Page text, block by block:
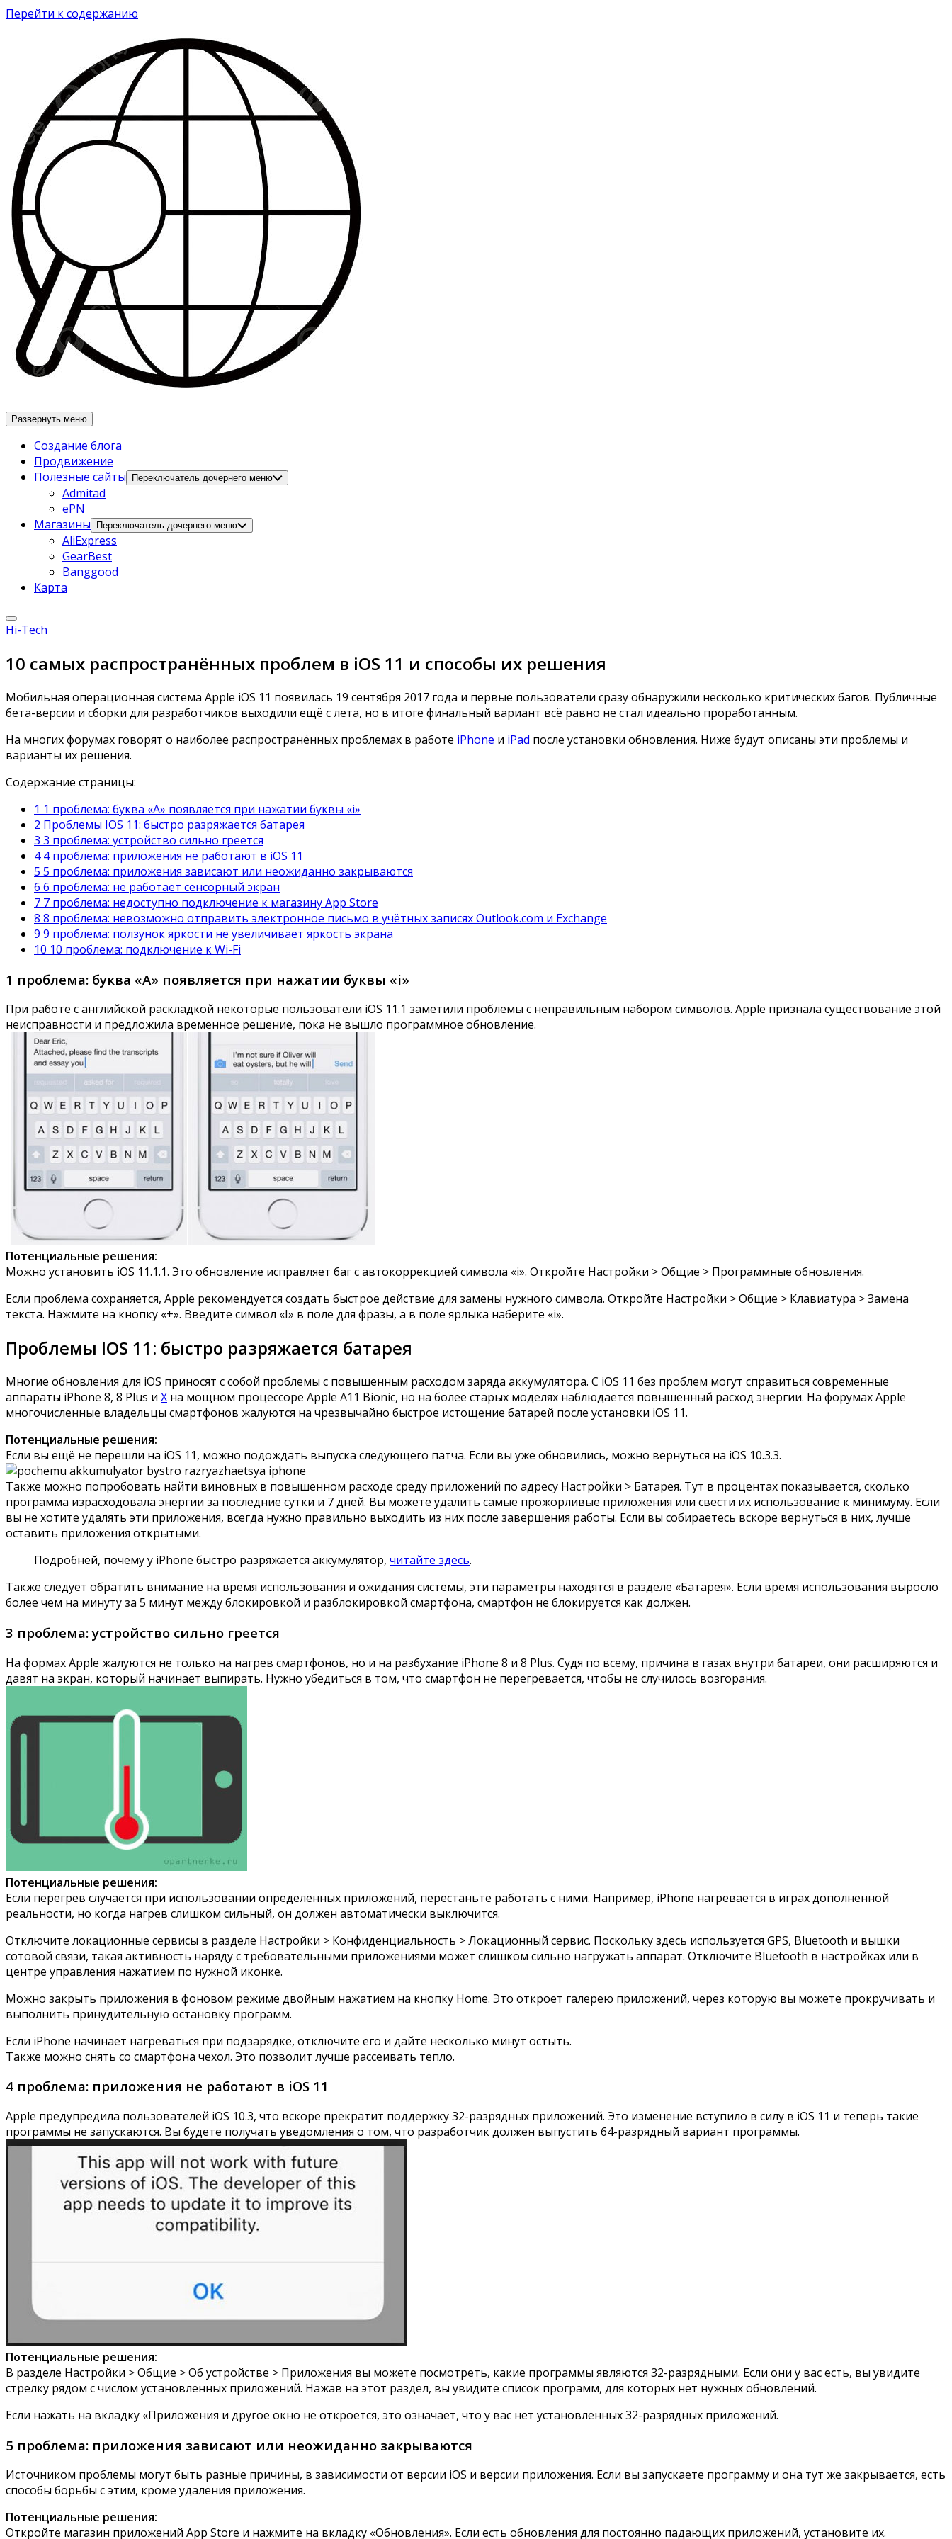
Перейти к содержанию
Развернуть меню
Создание блога
Продвижение
Полезные сайты
Переключатель дочернего меню
Admitad
ePN
Магазины
Переключатель дочернего меню
AliExpress
GearBest
Banggood
Карта
Hi-Tech
10 самых распространённых проблем в iOS 11 и способы их решения
Мобильная операционная система Apple iOS 11 появилась 19 сентября 2017 года и первые пользователи сразу обнаружили несколько критических багов. Публичные
бета-версии и сборки для разработчиков выходили ещё с лета, но в итоге финальный вариант всё равно не стал идеально проработанным.
На многих форумах говорят о наиболее распространённых проблемах в работе iPhone и iPad после установки обновления. Ниже будут описаны эти проблемы и
варианты их решения.
Содержание страницы:
1 1 проблема: буква «A» появляется при нажатии буквы «i»
2 Проблемы IOS 11: быстро разряжается батарея
3 3 проблема: устройство сильно греется
4 4 проблема: приложения не работают в iOS 11
5 5 проблема: приложения зависают или неожиданно закрываются
6 6 проблема: не работает сенсорный экран
7 7 проблема: недоступно подключение к магазину App Store
8 8 проблема: невозможно отправить электронное письмо в учётных записях Outlook.com и Exchange
9 9 проблема: ползунок яркости не увеличивает яркость экрана
10 10 проблема: подключение к Wi-Fi
1 проблема: буква «A» появляется при нажатии буквы «i»
При работе с английской раскладкой некоторые пользователи iOS 11.1 заметили проблемы с неправильным набором символов. Apple признала существование этой
неисправности и предложила временное решение, пока не вышло программное обновление.
Потенциальные решения:
Можно установить iOS 11.1.1. Это обновление исправляет баг с автокоррекцией символа «i». Откройте Настройки > Общие > Программные обновления.
Если проблема сохраняется, Apple рекомендуется создать быстрое действие для замены нужного символа. Откройте Настройки > Общие > Клавиатура > Замена
текста. Нажмите на кнопку «+». Введите символ «I» в поле для фразы, а в поле ярлыка наберите «i».
Проблемы IOS 11: быстро разряжается батарея
Многие обновления для iOS приносят с собой проблемы с повышенным расходом заряда аккумулятора. С iOS 11 без проблем могут справиться современные
аппараты iPhone 8, 8 Plus и X на мощном процессоре Apple A11 Bionic, но на более старых моделях наблюдается повышенный расход энергии. На форумах Apple
многочисленные владельцы смартфонов жалуются на чрезвычайно быстрое истощение батарей после установки iOS 11.
Потенциальные решения:
Если вы ещё не перешли на iOS 11, можно подождать выпуска следующего патча. Если вы уже обновились, можно вернуться на iOS 10.3.3.
Также можно попробовать найти виновных в повышенном расходе среду приложений по адресу Настройки > Батарея. Тут в процентах показывается, сколько
программа израсходовала энергии за последние сутки и 7 дней. Вы можете удалить самые прожорливые приложения или свести их использование к минимуму. Если
вы не хотите удалять эти приложения, всегда нужно правильно выходить из них после завершения работы. Если вы собираетесь вскоре вернуться в них, лучше
оставить приложения открытыми.
Подробней, почему у iPhone быстро разряжается аккумулятор, читайте здесь.
Также следует обратить внимание на время использования и ожидания системы, эти параметры находятся в разделе «Батарея». Если время использования выросло
более чем на минуту за 5 минут между блокировкой и разблокировкой смартфона, смартфон не блокируется как должен.
3 проблема: устройство сильно греется
На формах Apple жалуются не только на нагрев смартфонов, но и на разбухание iPhone 8 и 8 Plus. Судя по всему, причина в газах внутри батареи, они расширяются и
давят на экран, который начинает выпирать. Нужно убедиться в том, что смартфон не перегревается, чтобы не случилось возгорания.
Потенциальные решения:
Если перегрев случается при использовании определённых приложений, перестаньте работать с ними. Например, iPhone нагревается в играх дополненной
реальности, но когда нагрев слишком сильный, он должен автоматически выключится.
Отключите локационные сервисы в разделе Настройки > Конфиденциальность > Локационный сервис. Поскольку здесь используется GPS, Bluetooth и вышки
сотовой связи, такая активность наряду с требовательными приложениями может слишком сильно нагружать аппарат. Отключите Bluetooth в настройках или в
центре управления нажатием по нужной иконке.
Можно закрыть приложения в фоновом режиме двойным нажатием на кнопку Home. Это откроет галерею приложений, через которую вы можете прокручивать и
выполнить принудительную остановку программ.
Если iPhone начинает нагреваться при подзарядке, отключите его и дайте несколько минут остыть.
Также можно снять со смартфона чехол. Это позволит лучше рассеивать тепло.
4 проблема: приложения не работают в iOS 11
Apple предупредила пользователей iOS 10.3, что вскоре прекратит поддержку 32-разрядных приложений. Это изменение вступило в силу в iOS 11 и теперь такие
программы не запускаются. Вы будете получать уведомления о том, что разработчик должен выпустить 64-разрядный вариант программы.
Потенциальные решения:
В разделе Настройки > Общие > Об устройстве > Приложения вы можете посмотреть, какие программы являются 32-разрядными. Если они у вас есть, вы увидите
стрелку рядом с числом установленных приложений. Нажав на этот раздел, вы увидите список программ, для которых нет нужных обновлений.
Если нажать на вкладку «Приложения и другое окно не откроется, это означает, что у вас нет установленных 32-разрядных приложений.
5 проблема: приложения зависают или неожиданно закрываются
Источником проблемы могут быть разные причины, в зависимости от версии iOS и версии приложения. Если вы запускаете программу и она тут же закрывается, есть
способы борьбы с этим, кроме удаления приложения.
Потенциальные решения:
Откройте магазин приложений App Store и нажмите на вкладку «Обновления». Если есть обновления для постоянно падающих приложений, установите их.